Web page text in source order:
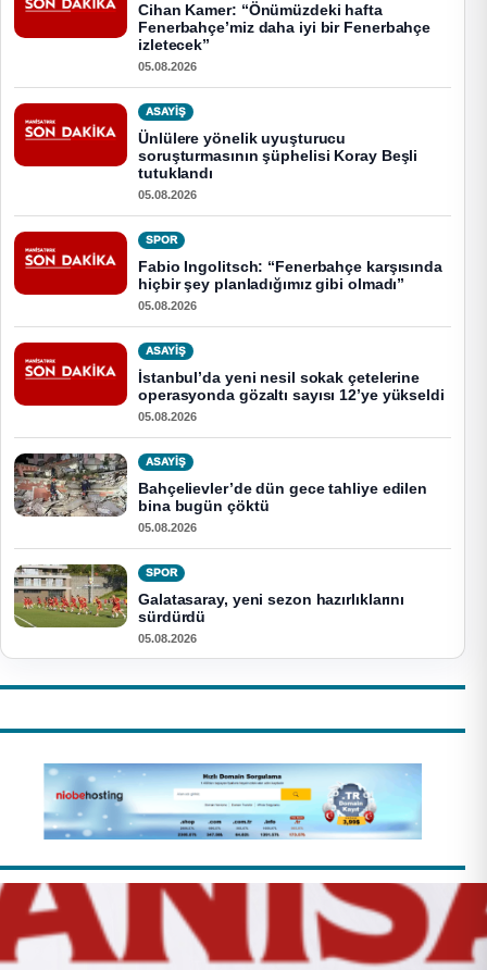
Cihan Kamer: “Önümüzdeki hafta
Fenerbahçe’miz daha iyi bir Fenerbahçe
izletecek”
05.08.2026
ASAYİŞ
Ünlülere yönelik uyuşturucu
soruşturmasının şüphelisi Koray Beşli
tutuklandı
05.08.2026
SPOR
Fabio Ingolitsch: “Fenerbahçe karşısında
hiçbir şey planladığımız gibi olmadı”
05.08.2026
ASAYİŞ
İstanbul’da yeni nesil sokak çetelerine
operasyonda gözaltı sayısı 12’ye yükseldi
05.08.2026
ASAYİŞ
Bahçelievler’de dün gece tahliye edilen
bina bugün çöktü
05.08.2026
SPOR
Galatasaray, yeni sezon hazırlıklarını
sürdürdü
05.08.2026